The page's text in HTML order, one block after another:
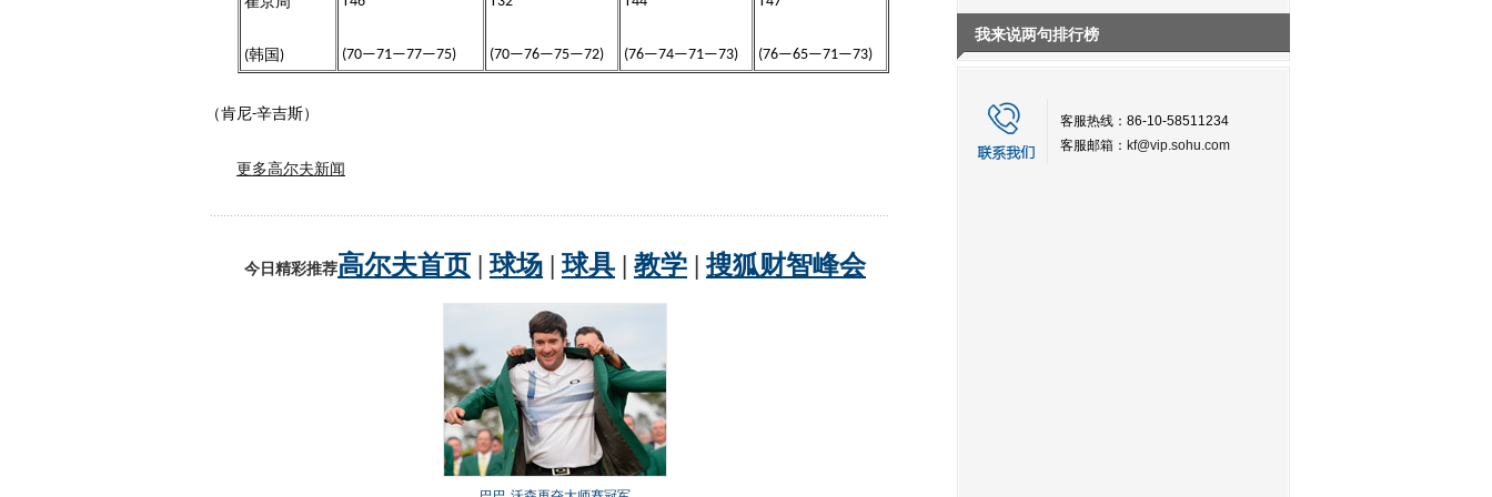
(韩国 ) (70—71—77—75) (70—76—75—72) (76—74—71—73) (76—65—71—73)
（肯尼-辛吉斯）
更多高尔夫新闻
我来说两句排行榜
客服热线：86-10-58511234
客服邮箱： kf@vip.sohu.com